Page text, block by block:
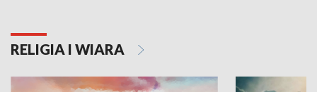
RELIGIA I WIARA